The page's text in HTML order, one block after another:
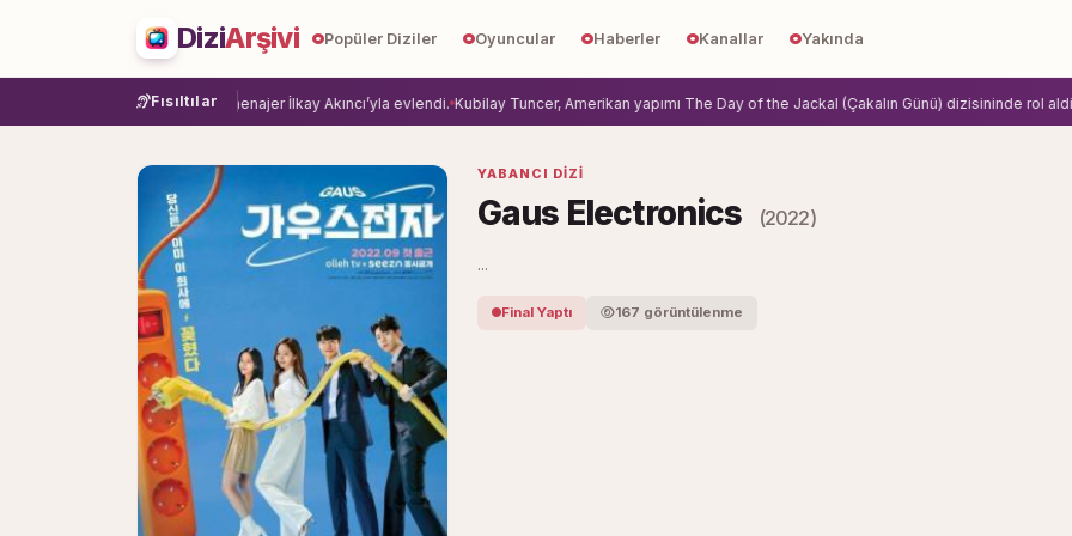
DiziArşivi Popüler Diziler Oyuncular Haberler Kanallar Yakında
Fısıltılar
Damla Sönmez, menajer İlkay Akıncı’yla evlendi. Kubilay Tuncer, Amerikan yapımı The Day of the Jackal (Çakalın Günü) dizisininde rol aldi.
YABANCI DIZI
Gaus Electronics (2022)
...
Final Yaptı 167 görüntülenme